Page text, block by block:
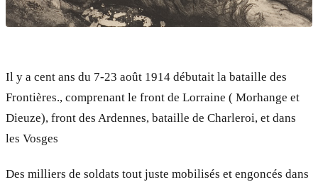
Il y a cent ans du 7-23 août 1914 débutait la bataille des
Frontières., comprenant le front de Lorraine ( Morhange et
Dieuze), front des Ardennes, bataille de Charleroi, et dans
les Vosges
Des milliers de soldats tout juste mobilisés et engoncés dans